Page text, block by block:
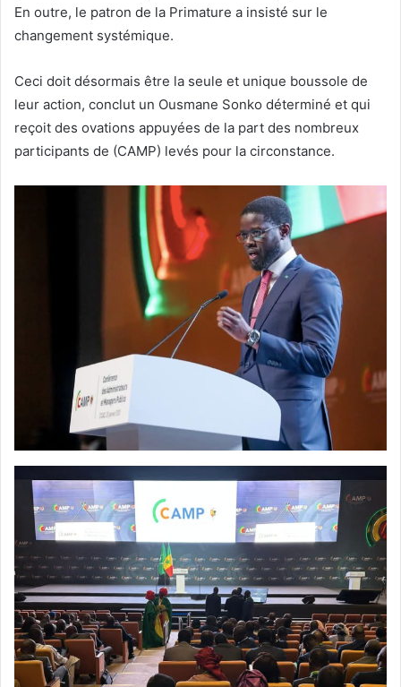
En outre, le patron de la Primature a insisté sur le
changement systémique.
Ceci doit désormais être la seule et unique boussole de
leur action, conclut un Ousmane Sonko déterminé et qui
reçoit des ovations appuyées de la part des nombreux
participants de (CAMP) levés pour la circonstance.